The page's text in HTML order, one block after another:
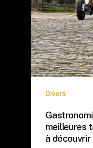
Divers
meilleures
à découvrir